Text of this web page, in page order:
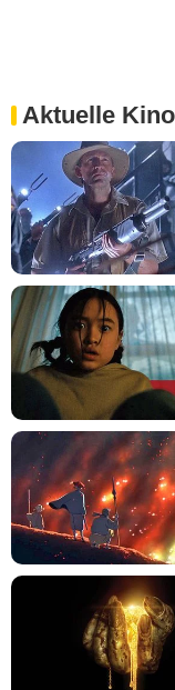
Aktuelle